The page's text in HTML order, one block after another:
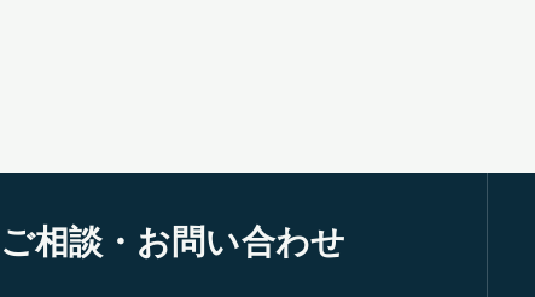
ご相談・お問い合わせ